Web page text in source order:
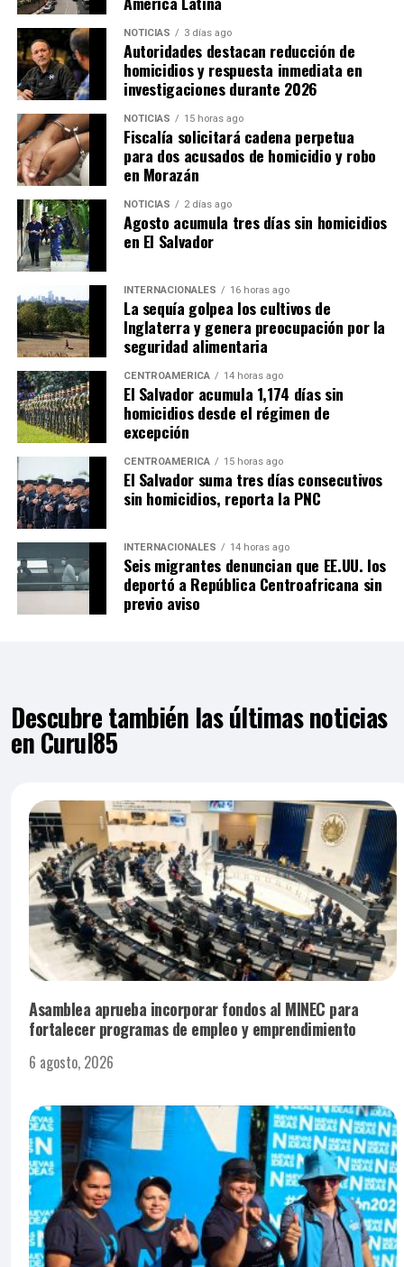
NOTICIAS 3 días ago
Autoridades destacan reducción de
homicidios y respuesta inmediata en
investigaciones durante 2026
NOTICIAS 15 horas ago
Fiscalía solicitará cadena perpetua
para dos acusados de homicidio y robo
en Morazán
NOTICIAS 2 días ago
Agosto acumula tres días sin homicidios
en El Salvador
INTERNACIONALES 16 horas ago
La sequía golpea los cultivos de
Inglaterra y genera preocupación por la
seguridad alimentaria
CENTROAMÉRICA 14 horas ago
El Salvador acumula 1,174 días sin
homicidios desde el régimen de
excepción
CENTROAMÉRICA 15 horas ago
El Salvador suma tres días consecutivos
sin homicidios, reporta la PNC
INTERNACIONALES 14 horas ago
Seis migrantes denuncian que EE.UU. los
deportó a República Centroafricana sin
previo aviso
Descubre también las últimas noticias
en Curul85
Asamblea aprueba incorporar fondos al MINEC para
fortalecer programas de empleo y emprendimiento
6 agosto, 2026